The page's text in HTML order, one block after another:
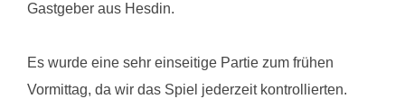
Gastgeber aus Hesdin.
Es wurde eine sehr einseitige Partie zum frühen
Vormittag, da wir das Spiel jederzeit kontrollierten.